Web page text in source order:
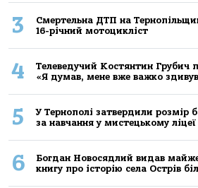
3
Смертельнa ДТП нa
16-річний мoтoцикліст
4
Телеведучий Костянтин Грубич
«Я думав, мене вже важко
5
У Тернополі затвердили розмір
за навчання у мистецькому
6
Богдан Новосядлий видав
книгу про історію села Острів